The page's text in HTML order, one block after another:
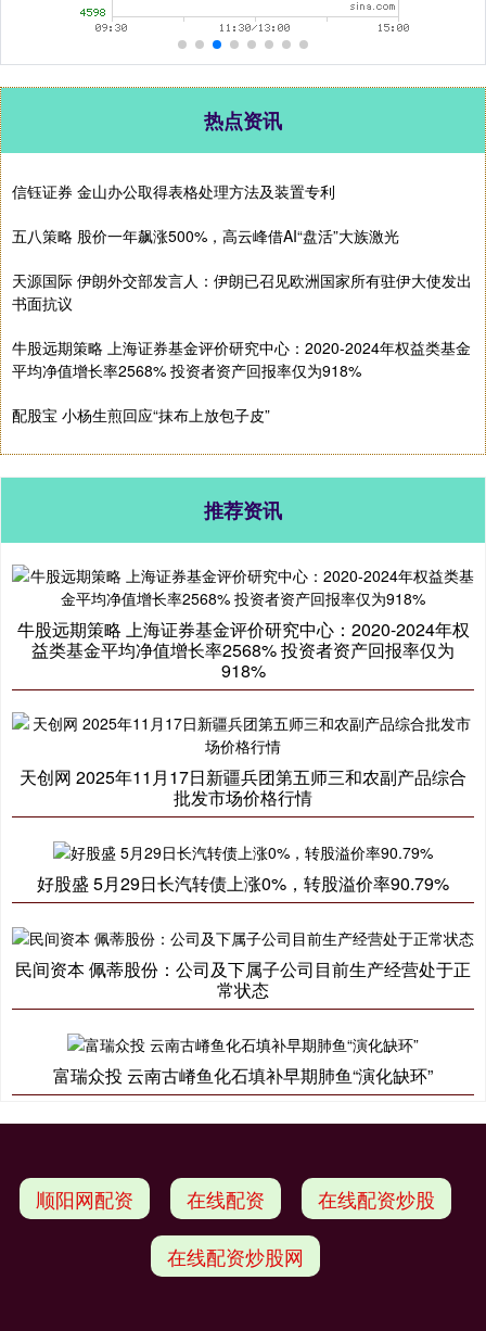
热点资讯
信钰证券 金山办公取得表格处理方法及装置专利
五八策略 股价一年飙涨500%，高云峰借AI“盘活”大族激光
天源国际 伊朗外交部发言人：伊朗已召见欧洲国家所有驻伊大使发出
书面抗议
牛股远期策略 上海证券基金评价研究中心：2020-2024年权益类基金
平均净值增长率2568% 投资者资产回报率仅为918%
配股宝 小杨生煎回应“抹布上放包子皮”
推荐资讯
牛股远期策略 上海证券基金评价研究中心：2020-2024年权
益类基金平均净值增长率2568% 投资者资产回报率仅为
918%
天创网 2025年11月17日新疆兵团第五师三和农副产品综合
批发市场价格行情
好股盛 5月29日长汽转债上涨0%，转股溢价率90.79%
民间资本 佩蒂股份：公司及下属子公司目前生产经营处于正
常状态
富瑞众投 云南古嵴鱼化石填补早期肺鱼“演化缺环”
顺阳网配资 在线配资 在线配资炒股
在线配资炒股网